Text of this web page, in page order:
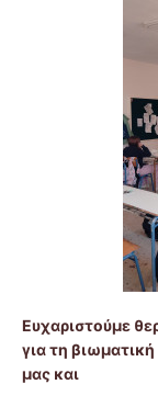
Ευχαριστούμε
για τη
μας και